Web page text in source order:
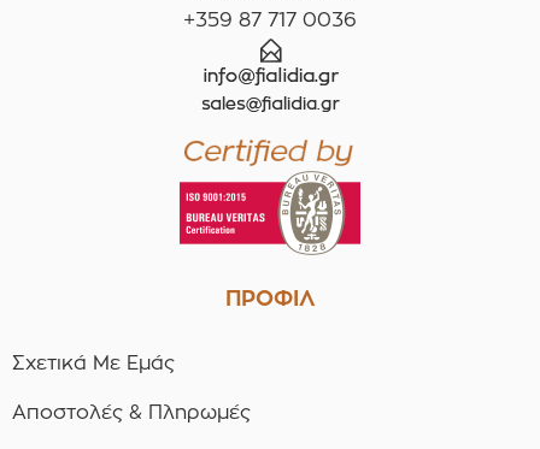
+359 87 717 0036
ΠΡΟΦΙΛ
Σχετικά Με Εμάς
Αποστολές & Πληρωμές